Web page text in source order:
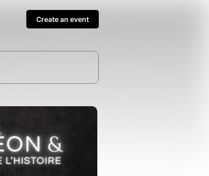
Create an event